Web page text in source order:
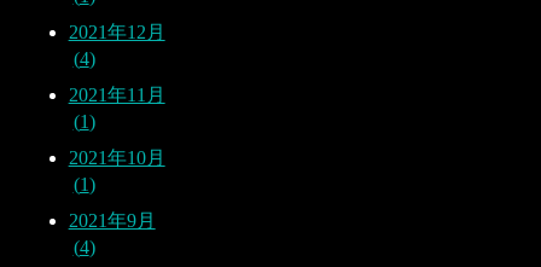
2021年12月
4
2021年11月
1
2021年10月
1
2021年9月
4